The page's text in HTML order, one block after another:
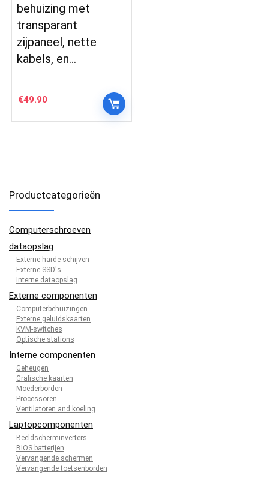
behuizing met
transparant
zijpaneel, nette
kabels, en…
€49.90
Productcategorieën
Computerschroeven
dataopslag
Externe harde schijven
Externe SSD's
Interne dataopslag
Externe componenten
Computerbehuizingen
Externe geluidskaarten
KVM-switches
Optische stations
Interne componenten
Geheugen
Grafische kaarten
Moederborden
Processoren
Ventilatoren and koeling
Laptopcomponenten
Beeldscherminverters
BIOS batterijen
Vervangende schermen
Vervangende toetsenborden